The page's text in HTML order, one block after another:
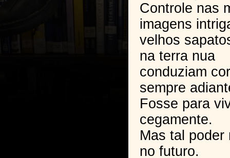
Controle nas
imagens
velhos
na terra nua
conduziam
sempre
Fosse para
cegamente.
Mas tal poder
no futuro.